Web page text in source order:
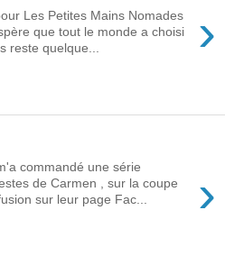
›
Les Petites Mains Nomades
que tout le monde a choisi
reste quelque...
›
commandé une série
de Carmen , sur la coupe
sur leur page Fac...